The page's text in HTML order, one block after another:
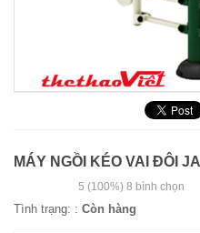
MÁY NGỒI KÉO VAI ĐÔI
5 (100%) 8 bình chọn
Tình trạng: : Còn hàng